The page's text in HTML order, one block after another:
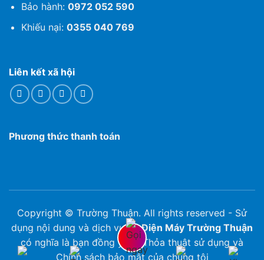
Bảo hành: 0972 052 590
Khiếu nại: 0355 040 769
Liên kết xã hội
Phương thức thanh toán
Copyright © Trường Thuận. All rights reserved - Sử
dụng nội dung và dịch vụ tạiĐiện Máy Trường Thuận
có nghĩa là bạn đồng ý với Thỏa thuật sử dụng và
Chính sách bảo mật của chúng tôi